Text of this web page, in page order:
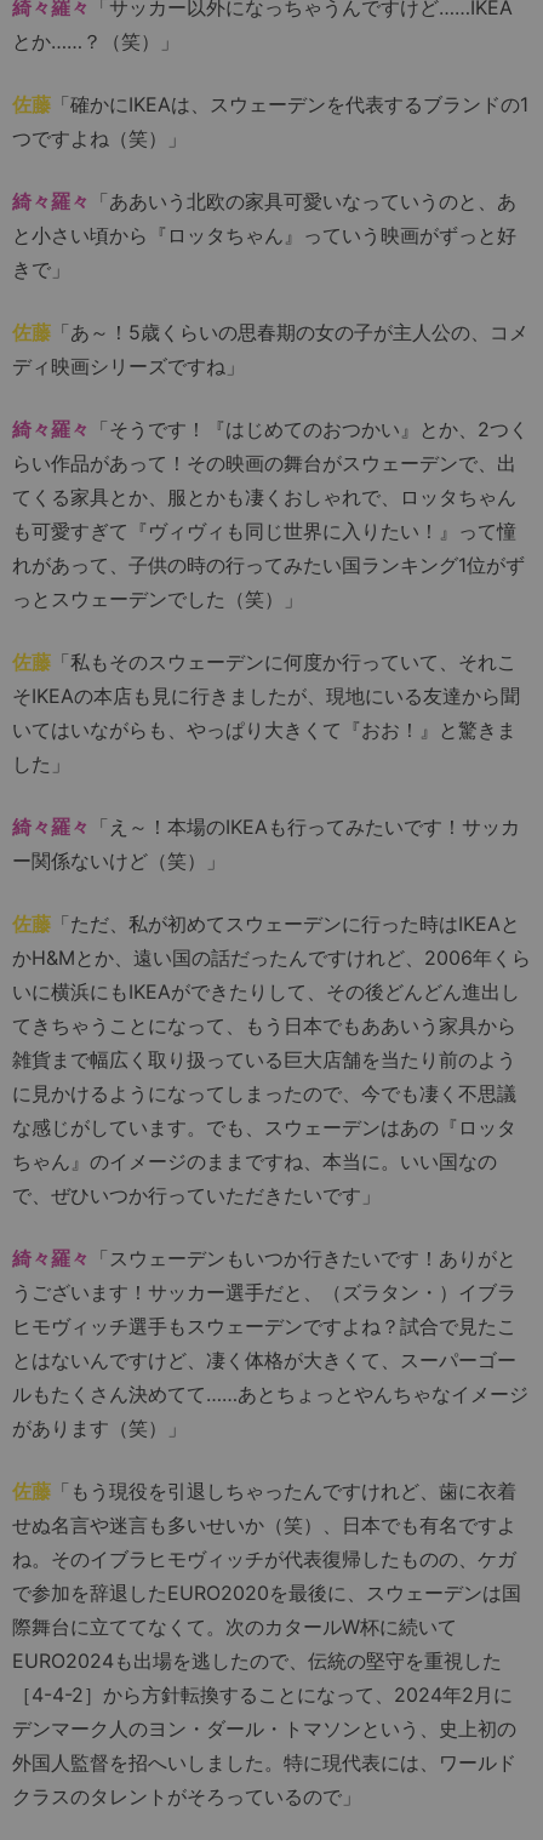
綺々羅々 「サッカー以外になっちゃうんですけど……IKEA
とか……？（笑）」
佐藤 「確かにIKEAは、スウェーデンを代表するブランドの1
つですよね（笑）」
綺々羅々 「ああいう北欧の家具可愛いなっていうのと、あ
と小さい頃から『ロッタちゃん』っていう映画がずっと好
きで」
佐藤 「あ～！5歳くらいの思春期の女の子が主人公の、コメ
ディ映画シリーズですね」
綺々羅々 「そうです！『はじめてのおつかい』とか、2つく
らい作品があって！その映画の舞台がスウェーデンで、出
てくる家具とか、服とかも凄くおしゃれで、ロッタちゃん
も可愛すぎて『ヴィヴィも同じ世界に入りたい！』って憧
れがあって、子供の時の行ってみたい国ランキング1位がず
っとスウェーデンでした（笑）」
佐藤 「私もそのスウェーデンに何度か行っていて、それこ
そIKEAの本店も見に行きましたが、現地にいる友達から聞
いてはいながらも、やっぱり大きくて『おお！』と驚きま
した」
綺々羅々 「え～！本場のIKEAも行ってみたいです！サッカ
ー関係ないけど（笑）」
佐藤 「ただ、私が初めてスウェーデンに行った時はIKEAと
かH&Mとか、遠い国の話だったんですけれど、2006年くら
いに横浜にもIKEAができたりして、その後どんどん進出し
てきちゃうことになって、もう日本でもああいう家具から
雑貨まで幅広く取り扱っている巨大店舗を当たり前のよう
に見かけるようになってしまったので、今でも凄く不思議
な感じがしています。でも、スウェーデンはあの『ロッタ
ちゃん』のイメージのままですね、本当に。いい国なの
で、ぜひいつか行っていただきたいです」
綺々羅々 「スウェーデンもいつか行きたいです！ありがと
うございます！サッカー選手だと、（ズラタン・）イブラ
ヒモヴィッチ選手もスウェーデンですよね？試合で見たこ
とはないんですけど、凄く体格が大きくて、スーパーゴー
ルもたくさん決めてて……あとちょっとやんちゃなイメージ
があります（笑）」
佐藤 「もう現役を引退しちゃったんですけれど、歯に衣着
せぬ名言や迷言も多いせいか（笑）、日本でも有名ですよ
ね。そのイブラヒモヴィッチが代表復帰したものの、ケガ
で参加を辞退したEURO2020を最後に、スウェーデンは国
際舞台に立ててなくて。次のカタールW杯に続いて
EURO2024も出場を逃したので、伝統の堅守を重視した
［4-4-2］から方針転換することになって、2024年2月に
デンマーク人のヨン・ダール・トマソンという、史上初の
外国人監督を招へいしました。特に現代表には、ワールド
クラスのタレントがそろっているので」